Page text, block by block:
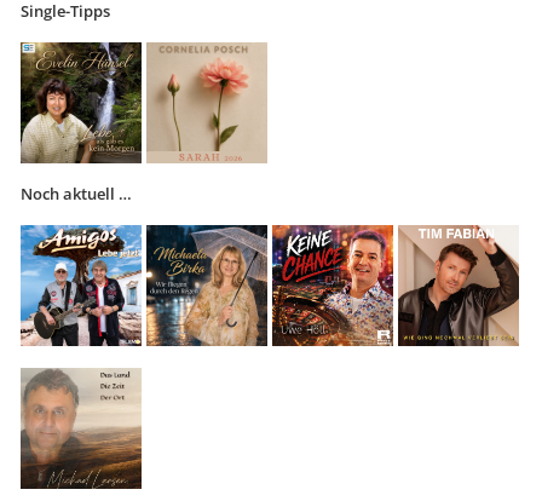
Single-Tipps
Noch aktuell …